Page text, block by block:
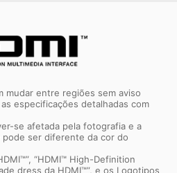
mudar entre regiões sem aviso
especificações detalhadas com
se afetada pela fotografia e a
ser diferente da cor do
“HDMI™ High-Definition
dress da HDMI™”, e os Logotipos